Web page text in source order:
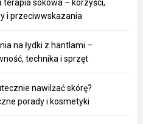
terapia sokowa – korzyści,
i przeciwwskazania
na łydki z hantlami –
technika i sprzęt
nawilżać skórę?
porady i kosmetyki